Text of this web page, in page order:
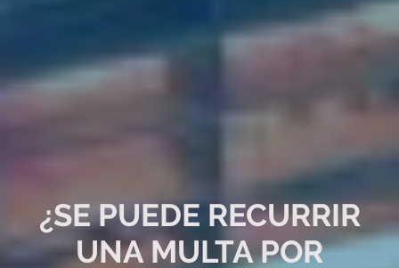
¿SE PUEDE RECURRIR
UNA MULTA POR